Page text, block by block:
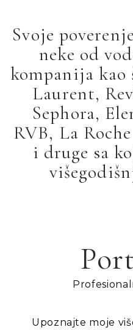
Svoje
neke od
kompanija kao
Laurent,
Sephora,
RVB, La
i druge sa
Upoznajte moje